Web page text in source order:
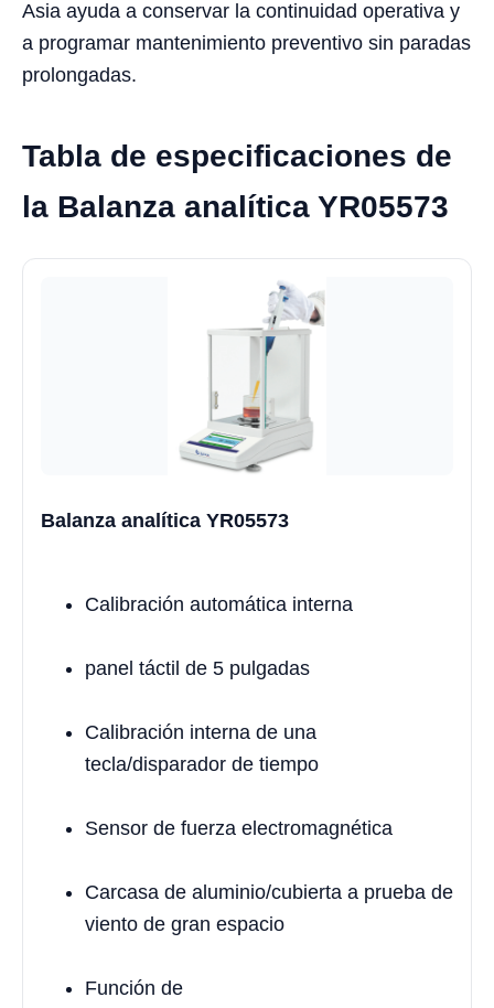
Asia ayuda a conservar la continuidad operativa y
a programar mantenimiento preventivo sin paradas
prolongadas.
Tabla de especificaciones de
la Balanza analítica YR05573
Balanza analítica YR05573
Calibración automática interna
panel táctil de 5 pulgadas
Calibración interna de una
tecla/disparador de tiempo
Sensor de fuerza electromagnética
Carcasa de aluminio/cubierta a prueba de
viento de gran espacio
Función de